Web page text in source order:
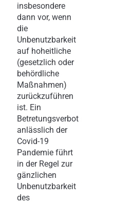
insbesondere
dann vor, wenn
die
Unbenutzbarkeit
auf hoheitliche
(gesetzlich oder
behördliche
Maßnahmen)
zurückzuführen
ist. Ein
Betretungsverbot
anlässlich der
Covid-19
Pandemie führt
in der Regel zur
gänzlichen
Unbenutzbarkeit
des